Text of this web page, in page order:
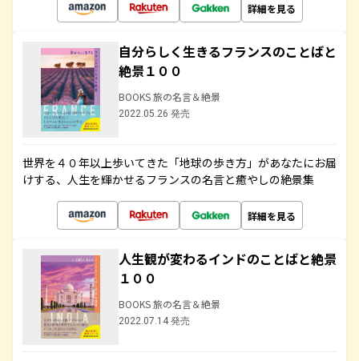
詳細を見る
自分らしく生きるフランスのことばと
絶景１００
BOOKS 旅の名言＆絶景
2022.05.26 発売
世界を４０年以上歩いてきた「地球の歩き方」があなたにお届
けする、人生を輝かせるフランスの名言と癒やしの絶景集
詳細を見る
人生観が変わるインドのことばと絶景
１００
BOOKS 旅の名言＆絶景
2022.07.14 発売